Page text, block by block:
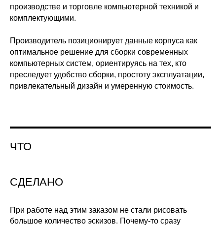
производстве и торговле компьютерной техникой и
комплектующими.
Производитель позиционирует данные корпуса как
оптимальное решение для сборки современных
компьютерных систем, ориентируясь на тех, кто
преследует удобство сборки, простоту эксплуатации,
привлекательный дизайн и умеренную стоимость.
ЧТО
СДЕЛАНО
При работе над этим заказом не стали рисовать
большое количество эскизов. Почему-то сразу